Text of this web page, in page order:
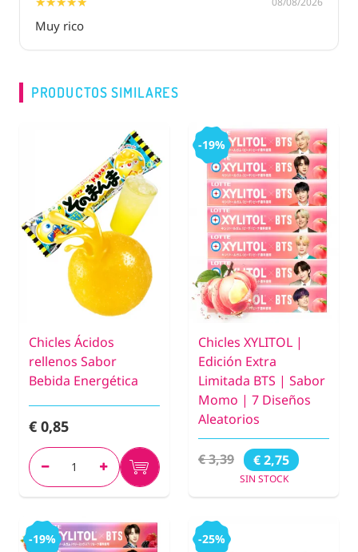
Muy rico
PRODUCTOS SIMILARES
Chicles Ácidos
rellenos Sabor
Bebida Energética
€ 0,85
-19%
Chicles XYLITOL |
Edición Extra
Limitada BTS | Sabor
Momo | 7 Diseños
Aleatorios
€ 3,39 € 2,75
SIN STOCK
-19% -25%